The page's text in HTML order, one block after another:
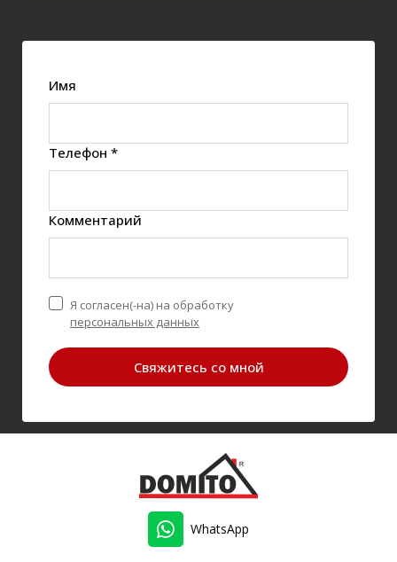
Имя
Телефон *
Комментарий
Свяжитесь со мной
Я согласен(-на) на обработку
персональных данных
WhatsApp